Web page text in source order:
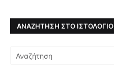
ΑΝΑΖΉΤΗΣΗ ΣΤΟ ΙΣΤΟΛΌΓΙΟ